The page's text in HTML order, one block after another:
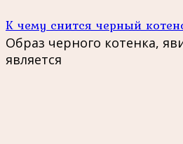
К чему снится черный
Образ черного котенка,
является